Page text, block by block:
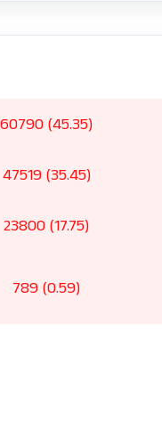
60790 (45.35)
47519 (35.45)
23800 (17.75)
789 (0.59)